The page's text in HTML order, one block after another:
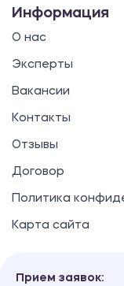
Информация
О нас
Эксперты
Вакансии
Контакты
Отзывы
Договор
Политика
Карта сайта
Прием заявок: